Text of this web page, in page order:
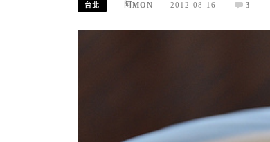
台北 阿MON 2012-08-16 3